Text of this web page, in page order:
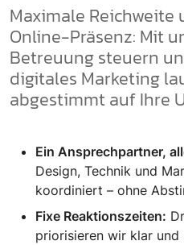
Maximale
Online-Präsenz: Mit
Betreuung steuern
digitales Marketing
abgestimmt auf Ihre
Ein Ansprechpartner,
Design, Technik und
koordiniert – ohne
Fixe Reaktionszeiten:
priorisieren wir klar und